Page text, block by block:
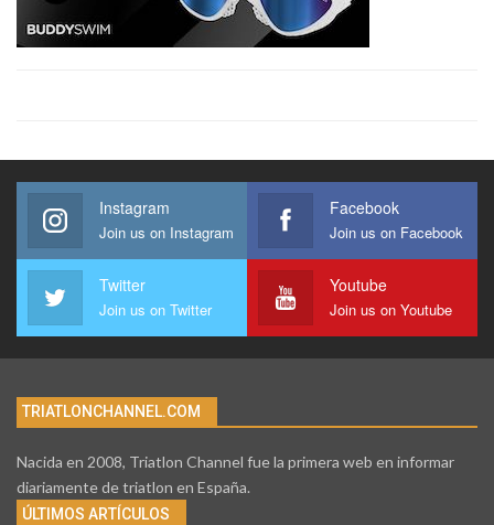
Instagram
Join us on Instagram
Facebook
Join us on Facebook
Twitter
Join us on Twitter
Youtube
Join us on Youtube
TRIATLONCHANNEL.COM
Nacida en 2008, Triatlon Channel fue la primera web en informar
diariamente de triatlon en España.
ÚLTIMOS ARTÍCULOS